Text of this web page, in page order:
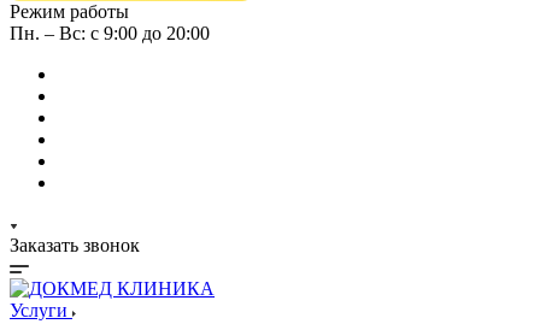
Режим работы
Пн. – Вс: с 9:00 до 20:00
Заказать звонок
Услуги